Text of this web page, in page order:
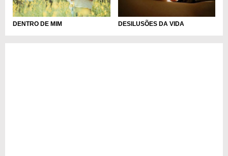
DENTRO DE MIM DESILUSÕES DA VIDA